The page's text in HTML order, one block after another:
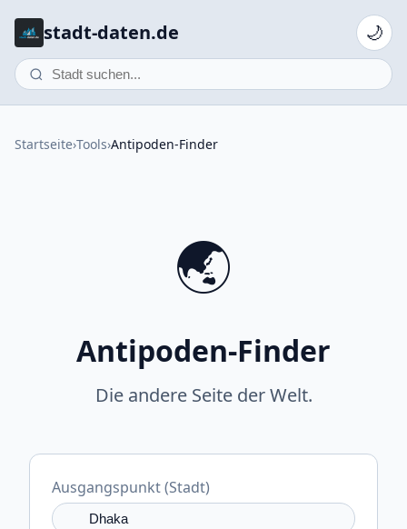
stadt-daten.de 🌙
Startseite›Tools›Antipoden-Finder
🌏
Antipoden-Finder
Die andere Seite der Welt.
Ausgangspunkt (Stadt)